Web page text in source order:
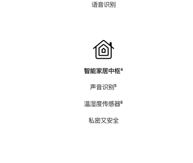
语音识别
智能家居中枢脚
⁴
声音识别脚
⁵
温湿度传感器脚
⁶
私密又安全